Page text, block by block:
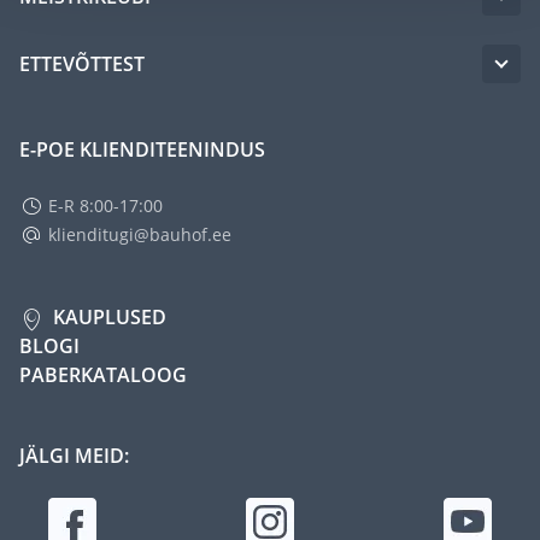
ETTEVÕTTEST
E-POE KLIENDITEENINDUS
E-R 8:00-17:00
klienditugi@bauhof.ee
KAUPLUSED
BLOGI
PABERKATALOOG
JÄLGI MEID: